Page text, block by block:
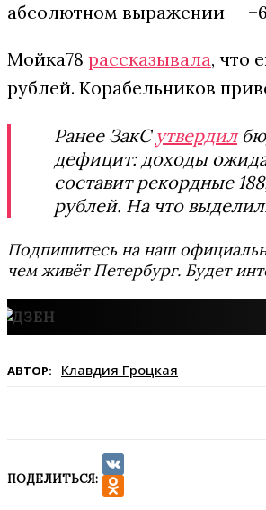
абсолютном выражении —
Мойка78 рассказывала, что
рублей. Корабельников
Ранее ЗакСутвердил
дефицит: доходы
составит рекордные
рублей. На что
Подпишитесь на наш
чем живёт Петербург. Будет
АВТОР: Клавдия Гроцкая
ПОДЕЛИТЬСЯ:
VK